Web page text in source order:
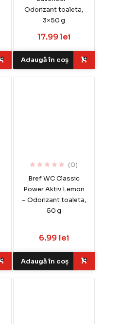
Odorizant toaleta,
3×50 g
17.99 lei
Adaugă în coș
(0)
Bref WC Classic
Power Aktiv Lemon
– Odorizant toaleta,
50 g
6.99 lei
Adaugă în coș